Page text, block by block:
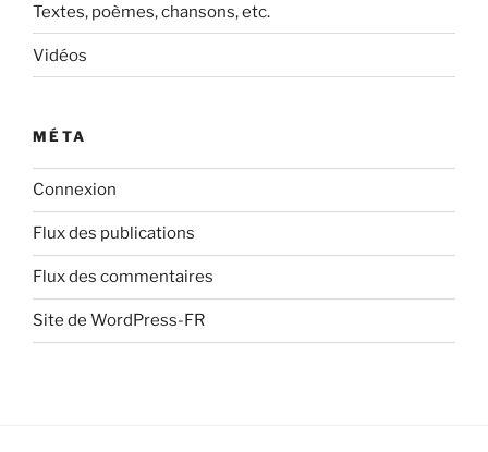
Textes, poèmes, chansons, etc.
Vidéos
MÉTA
Connexion
Flux des publications
Flux des commentaires
Site de WordPress-FR